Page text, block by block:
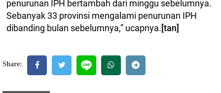
penurunan IPH bertambah dari minggu sebelumnya.
Sebanyak 33 provinsi mengalami penurunan IPH
dibanding bulan sebelumnya,” ucapnya.[tan]
Share: